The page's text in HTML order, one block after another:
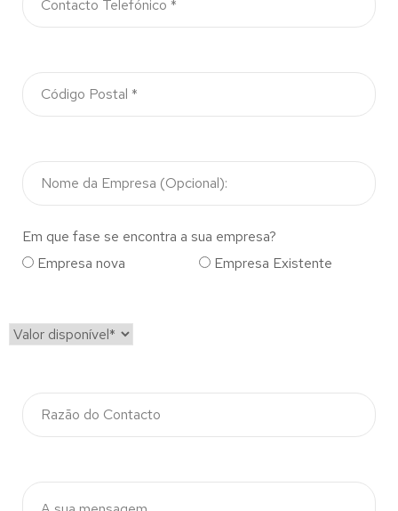
Em que fase se encontra a sua empresa?
Empresa nova
Empresa Existente